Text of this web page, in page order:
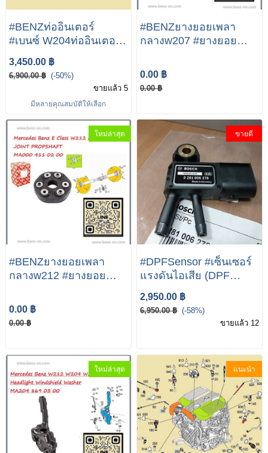
#BENZท่ออินเตอร์
#เบนซ์ W204ท่ออินเตอร์
#เบนซ์ W207ท่ออินเตอร์ /
2045282582 ,
/ Made in Germany
3,450.00 ฿
6,900.00 ฿ (-50%)
ขายแล้ว 5
มีหลายคุณสมบัติให้เลือก
#BENZยางยอยเพลา
กลางw207 #ยางยอย
PROPSHAFT Mercedes
Benz E Class E250
A203 410 02 15
0.00 ฿
0.00 ฿
ใหม่ล่าสุด
#BENZยางยอยเพลา
กลางw212 #ยางยอย
PROPSHAFT Mercedes
Benz E Class E300
0.00 ฿
0.00 ฿
ขายดี
#DPFSensor #เซ็นเซอร์
แรงดันไอเสีย (DPF
Sensor) BOSCH | เบนซ์
W204 W207 W211
W212 W218 W219
2,950.00 ฿
6,950.00 ฿ (-58%)
ขายแล้ว 12
ใหม่ล่าสุด แนะนำ